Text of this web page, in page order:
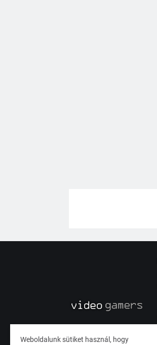
Weboldalunk sütiket használ, hogy